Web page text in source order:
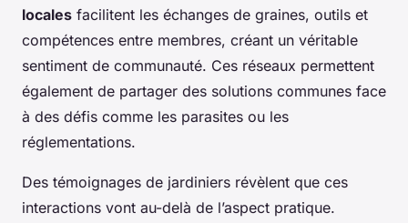
locales facilitent les échanges de graines, outils et
compétences entre membres, créant un véritable
sentiment de communauté. Ces réseaux permettent
également de partager des solutions communes face
à des défis comme les parasites ou les
réglementations.
Des témoignages de jardiniers révèlent que ces
interactions vont au-delà de l’aspect pratique.